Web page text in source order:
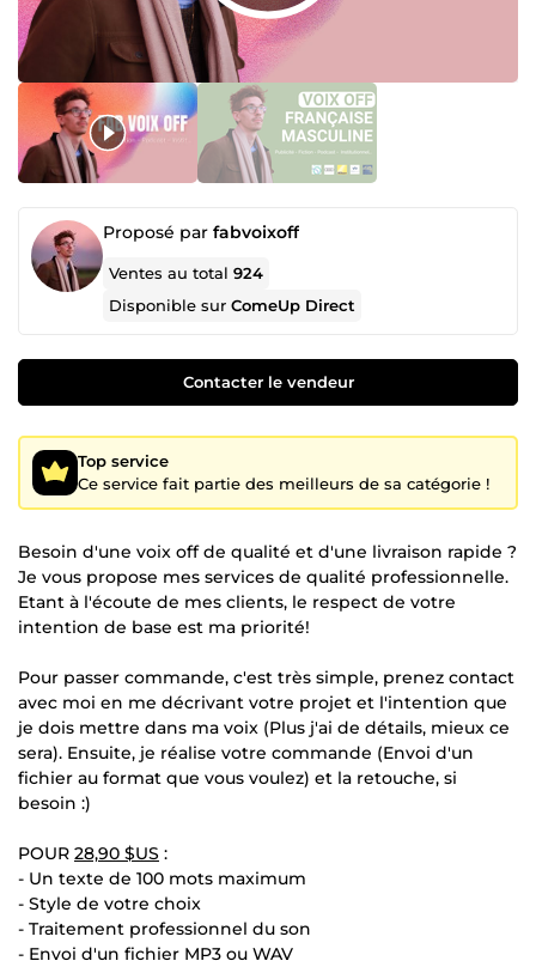
Proposé par fabvoixoff
Ventes au total924
Disponible surComeUp Direct
Contacter le vendeur
Top service
Ce service fait partie des meilleurs de sa catégorie !
Besoin d'une voix off de qualité et d'une livraison rapide ?
Je vous propose mes services de qualité professionnelle.
Etant à l'écoute de mes clients, le respect de votre
intention de base est ma priorité!
Pour passer commande, c'est très simple, prenez contact
avec moi en me décrivant votre projet et l'intention que
je dois mettre dans ma voix (Plus j'ai de détails, mieux ce
sera). Ensuite, je réalise votre commande (Envoi d'un
fichier au format que vous voulez) et la retouche, si
besoin :)
POUR 28,90 $US :
- Un texte de 100 mots maximum
- Style de votre choix
- Traitement professionnel du son
- Envoi d'un fichier MP3 ou WAV